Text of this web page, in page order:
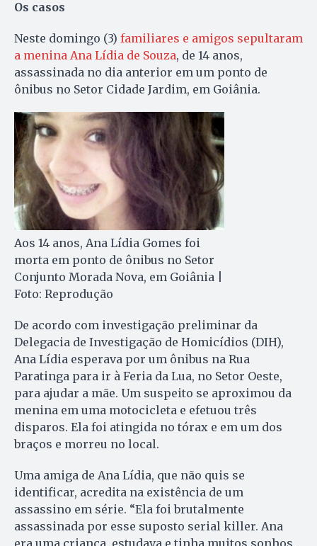
Os casos
Neste domingo (3) familiares e amigos sepultaram
a menina Ana Lídia de Souza, de 14 anos,
assassinada no dia anterior em um ponto de
ônibus no Setor Cidade Jardim, em Goiânia.
Aos 14 anos, Ana Lídia Gomes foi
morta em ponto de ônibus no Setor
Conjunto Morada Nova, em Goiânia |
Foto: Reprodução
De acordo com investigação preliminar da
Delegacia de Investigação de Homicídios (DIH),
Ana Lídia esperava por um ônibus na Rua
Paratinga para ir à Feria da Lua, no Setor Oeste,
para ajudar a mãe. Um suspeito se aproximou da
menina em uma motocicleta e efetuou três
disparos. Ela foi atingida no tórax e em um dos
braços e morreu no local.
Uma amiga de Ana Lídia, que não quis se
identificar, acredita na existência de um
assassino em série. “Ela foi brutalmente
assassinada por esse suposto serial killer. Ana
era uma criança, estudava e tinha muitos sonhos.